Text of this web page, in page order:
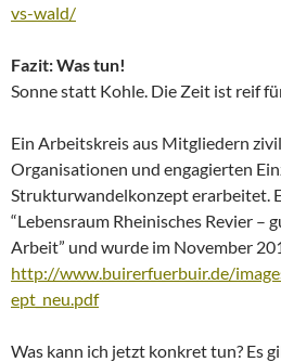
vs-wald/
Fazit: Was tun!
Sonne statt Kohle. Die Zeit ist reif
Ein Arbeitskreis aus Mitgliedern
Organisationen und engagierten
Strukturwandelkonzept erarbeitet.
“Lebensraum Rheinisches Revier –
Arbeit” und wurde im November
http://www.buirerfuerbuir.de/
ept_neu.pdf
Was kann ich jetzt konkret tun? Es